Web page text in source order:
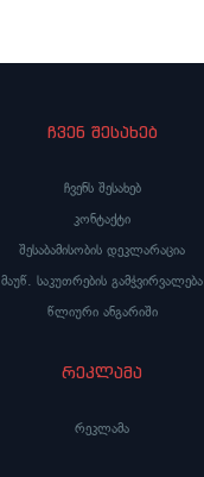
ჩვენ შესახებ
ჩვენს შესახებ
კონტაქტი
შესაბამისობის დეკლარაცია
მაუწ. საკუთრების გამჭვირვალება
წლიური ანგარიში
რეკლამა
რეკლამა